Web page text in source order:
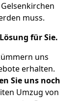
muss.
für Sie.
uns
erhalten.
Sie uns noch
Umzug von